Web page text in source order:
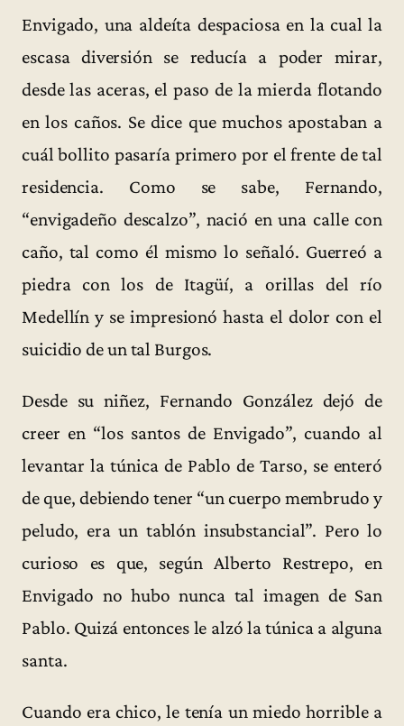
Envigado, una aldeíta despaciosa en la cual la
escasa diversión se reducía a poder mirar,
desde las aceras, el paso de la mierda flotando
en los caños. Se dice que muchos apostaban a
cuál bollito pasaría primero por el frente de tal
residencia. Como se sabe, Fernando,
“envigadeño descalzo”, nació en una calle con
caño, tal como él mismo lo señaló. Guerreó a
piedra con los de Itagüí, a orillas del río
Medellín y se impresionó hasta el dolor con el
suicidio de un tal Burgos.
Desde su niñez, Fernando González dejó de
creer en “los santos de Envigado”, cuando al
levantar la túnica de Pablo de Tarso, se enteró
de que, debiendo tener “un cuerpo membrudo y
peludo, era un tablón insubstancial”. Pero lo
curioso es que, según Alberto Restrepo, en
Envigado no hubo nunca tal imagen de San
Pablo. Quizá entonces le alzó la túnica a alguna
santa.
Cuando era chico, le tenía un miedo horrible a